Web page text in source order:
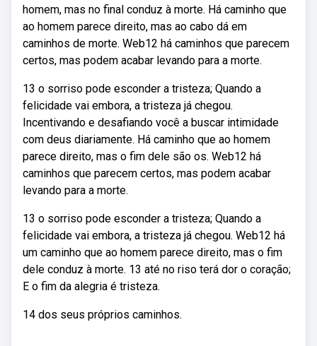
homem, mas no final conduz à morte. Há caminho que
ao homem parece direito, mas ao cabo dá em
caminhos de morte. Web12 há caminhos que parecem
certos, mas podem acabar levando para a morte.
13 o sorriso pode esconder a tristeza; Quando a
felicidade vai embora, a tristeza já chegou.
Incentivando e desafiando você a buscar intimidade
com deus diariamente. Há caminho que ao homem
parece direito, mas o fim dele são os. Web12 há
caminhos que parecem certos, mas podem acabar
levando para a morte.
13 o sorriso pode esconder a tristeza; Quando a
felicidade vai embora, a tristeza já chegou. Web12 há
um caminho que ao homem parece direito, mas o fim
dele conduz à morte. 13 até no riso terá dor o coração;
E o fim da alegria é tristeza.
14 dos seus próprios caminhos.